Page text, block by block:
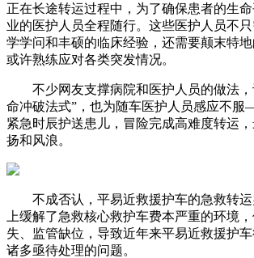
正在长途转运过程中，为了确保患者的生
业的医护人员全程随行。这些医护人员不
学学问和丰硕的临床经验，还需要颠末特
或许熟练应对各类突发情况。
不少网友支撑病院和医护人员的做法，
命冲破法式”，也为随车医护人员感应不
紧急时辰护送患儿，冒险完成高难度转运
扬和风浪。
不成否认，平易近救援护车的急救转运
上缓解了急救核心救护车费本严重的环境
失、监管缺位，导致近年来平易近救援护
诸多亟待处理的问题。